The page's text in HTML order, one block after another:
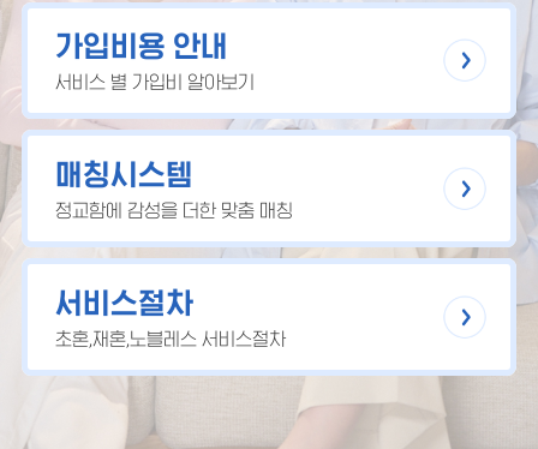
가입비용 안내
서비스 별 가입비 알아보기
매칭시스템
정교함에 감성을 더한 맞춤 매칭
서비스절차
초혼,재혼,노블레스 서비스절차